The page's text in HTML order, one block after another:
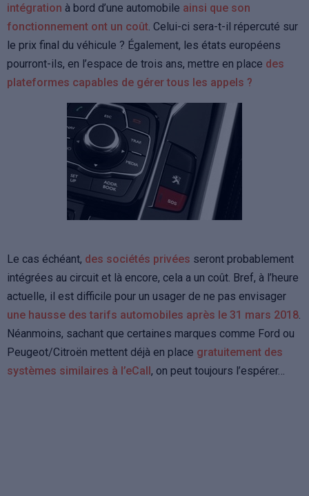
intégration à bord d’une automobile ainsi que son
fonctionnement ont un coût . Celui-ci sera-t-il répercuté sur
le prix final du véhicule ? Également, les états européens
pourront-ils, en l’espace de trois ans, mettre en place des
plateformes capables de gérer tous les appels ?
Le cas échéant, des sociétés privées seront probablement
intégrées au circuit et là encore, cela a un coût. Bref, à l’heure
actuelle, il est difficile pour un usager de ne pas envisager
une hausse des tarifs automobiles après le 31 mars 2018
Néanmoins, sachant que certaines marques comme Ford ou
Peugeot/Citroën mettent déjà en place gratuitement des
systèmes similaires à l’eCall, on peut toujours l’espérer…